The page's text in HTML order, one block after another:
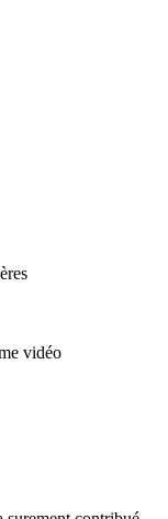
vidéo